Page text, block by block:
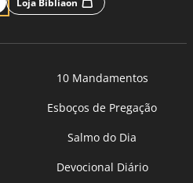
10 Mandamentos
Esboços de Pregação
Salmo do Dia
Devocional Diário